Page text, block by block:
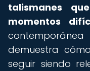
talismanes
momentos
demuestra
seguir siendo